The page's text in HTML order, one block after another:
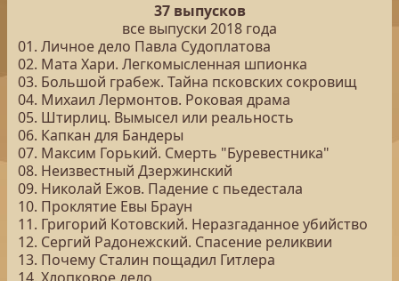
37 выпусков
все выпуски 2018 года
01. Личное дело Павла Судоплатова
02. Мата Хари. Легкомысленная шпионка
03. Большой грабеж. Тайна псковских сокровищ
04. Михаил Лермонтов. Роковая драма
05. Штирлиц. Вымысел или реальность
06. Капкан для Бандеры
07. Максим Горький. Смерть "Буревестника"
08. Неизвестный Дзержинский
09. Николай Ежов. Падение с пьедестала
10. Проклятие Евы Браун
11. Григорий Котовский. Неразгаданное убийство
12. Сергий Радонежский. Спасение реликвии
13. Почему Сталин пощадил Гитлера